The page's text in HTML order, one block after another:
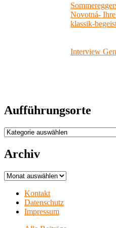
Novotná-
klassik-
Interview
Aufführungsorte
Aufführungsorte
Archiv
Archiv
Kontakt
Datenschutz
Impressum